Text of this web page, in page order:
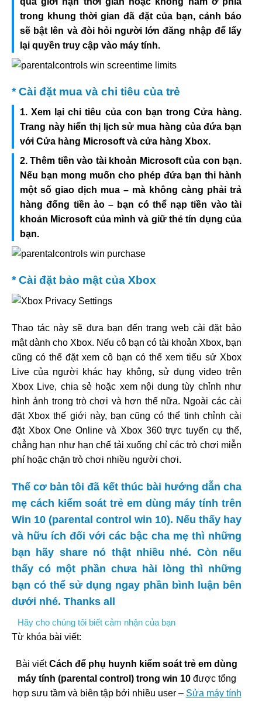
trong khung thời gian đã đặt của bạn, cảnh báo
sẽ bật lên và đòi hỏi người lớn đăng nhập để lấy
lại quyền truy cập vào máy tính.
* Cài đặt mua và chi tiêu của trẻ
1. Xem lại chi tiêu của con bạn trong Cửa hàng.
Trang này hiển thị lịch sử mua hàng của đứa bạn
với Cửa hàng Microsoft và cửa hàng Xbox.
2. Thêm tiền vào tài khoản Microsoft của con bạn.
Nếu bạn mong muốn cho phép đứa bạn thi hành
một số giao dịch mua – mà không càng phải trả
hàng đống tiền ảo – bạn có thể nạp tiền vào tài
khoản Microsoft của mình và giữ thẻ tín dụng của
bạn.
* Cài đặt bảo mật của Xbox
Thao tác này sẽ đưa bạn đến trang web cài đặt bảo
mật dành cho Xbox. Nếu cô bạn có tài khoản Xbox, bạn
cũng có thể đặt xem cô bạn có thể xem tiểu sử Xbox
Live của người khác hay không, sử dụng video trên
Xbox Live, chia sẻ hoặc xem nội dung tùy chỉnh như
hình ảnh trong trò chơi và hơn thế nữa. Ngoài các cài
đặt Xbox thế giới này, bạn cũng có thể tinh chỉnh cài
đặt Xbox One Online và Xbox 360 trực tuyến cụ thể,
chẳng hạn như hạn chế tải xuống chỉ các trò chơi miễn
phí hoặc chặn trò chơi nhiều người chơi.
Thế cơ bản tôi đã kết thúc bài hướng dẫn cha
mẹ cách kiểm soát trẻ em dùng máy tính trên
Win 10 (parental control win 10). Nếu thấy hay
và hữu ích đối với các bậc cha mẹ thì những
bạn hãy share nó thật nhiều nhé. Còn nếu
thấy có một phần chưa hài lòng thì những
bạn có thể sử dụng ngay phần bình luận bên
dưới nhé. Thanks all
Hãy cho chúng tôi biết cảm nhận của bạn
Từ khóa bài viết:
Bài viếtCách để phụ huynh kiểm soát trẻ em dùng
máy tính (parental control) trong win 10được tổng
hợp sưu tầm và biên tập bởi nhiều user – Sửa máy tính